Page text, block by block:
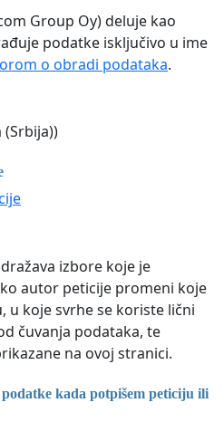
Group Oy) deluje kao
podatke isključivo u ime
o obradi podataka.
(Srbija))
izbore koje je
autor peticije promeni koje
u koje svrhe se koriste lični
čuvanja podataka, te
na ovoj stranici.
kada potpišem peticiju ili